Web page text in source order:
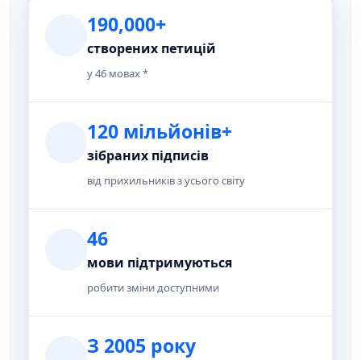
190,000+
створених петицій
у 46 мовах *
120 мільйонів+
зібраних підписів
від прихильників з усього світу
46
мови підтримуються
робити зміни доступними
З 2005 року